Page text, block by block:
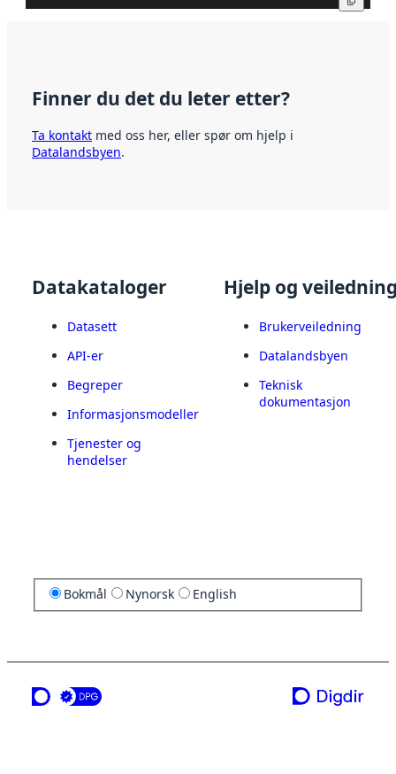
Finner du det du leter etter?
Ta kontakt med oss her, eller spør om hjelp i
Datalandsbyen.
Datakataloger
Datasett
API-er
Begreper
Informasjonsmodeller
Tjenester og
hendelser
Hjelp og
Brukerveiledning
Datalandsbyen
Teknisk
dokumentasjon
Bokmål Nynorsk English